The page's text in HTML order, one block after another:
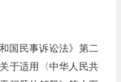
国民事诉讼法》第二
于适用〈中华人民共